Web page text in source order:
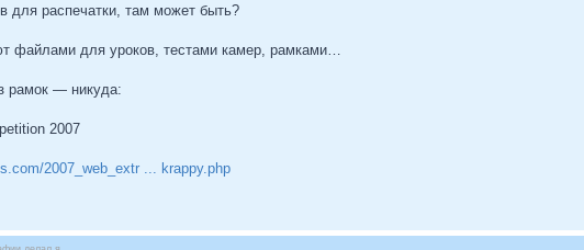
для распечатки, там может быть?
файлами для уроков, тестами камер, рамками…
рамок — никуда:
2007
2007_web_extr ... krappy.php